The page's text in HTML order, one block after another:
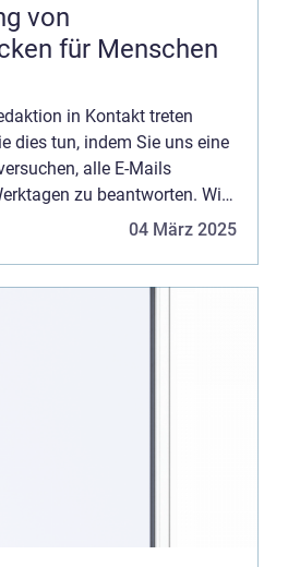
von
für Menschen
in Kontakt treten
dies tun, indem Sie uns eine
alle E-Mails
zu beantworten. Wir
Reis, Lob und allgemeine
04 März 2025